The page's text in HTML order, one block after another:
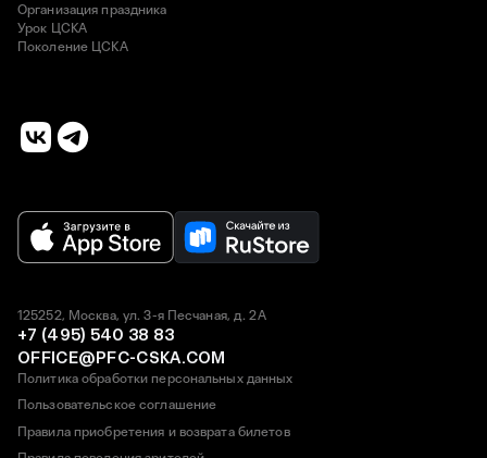
Организация праздника
Урок ЦСКА
Поколение ЦСКА
125252, Москва, ул. 3-я Песчаная, д. 2А
+7 (495) 540 38 83
OFFICE@PFC-CSKA.COM
Политика обработки персональных данных
Пользовательское соглашение
Правила приобретения и возврата билетов